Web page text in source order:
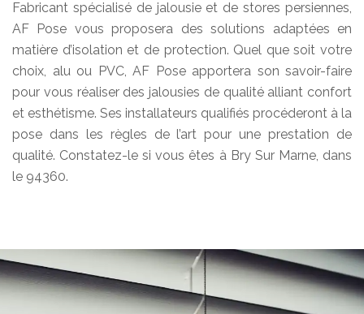
Fabricant spécialisé de jalousie et de stores persiennes,
AF Pose vous proposera des solutions adaptées en
matière d’isolation et de protection. Quel que soit votre
choix, alu ou PVC, AF Pose apportera son savoir-faire
pour vous réaliser des jalousies de qualité alliant confort
et esthétisme. Ses installateurs qualifiés procéderont à la
pose dans les règles de l’art pour une prestation de
qualité. Constatez-le si vous êtes à Bry Sur Marne, dans
le 94360.